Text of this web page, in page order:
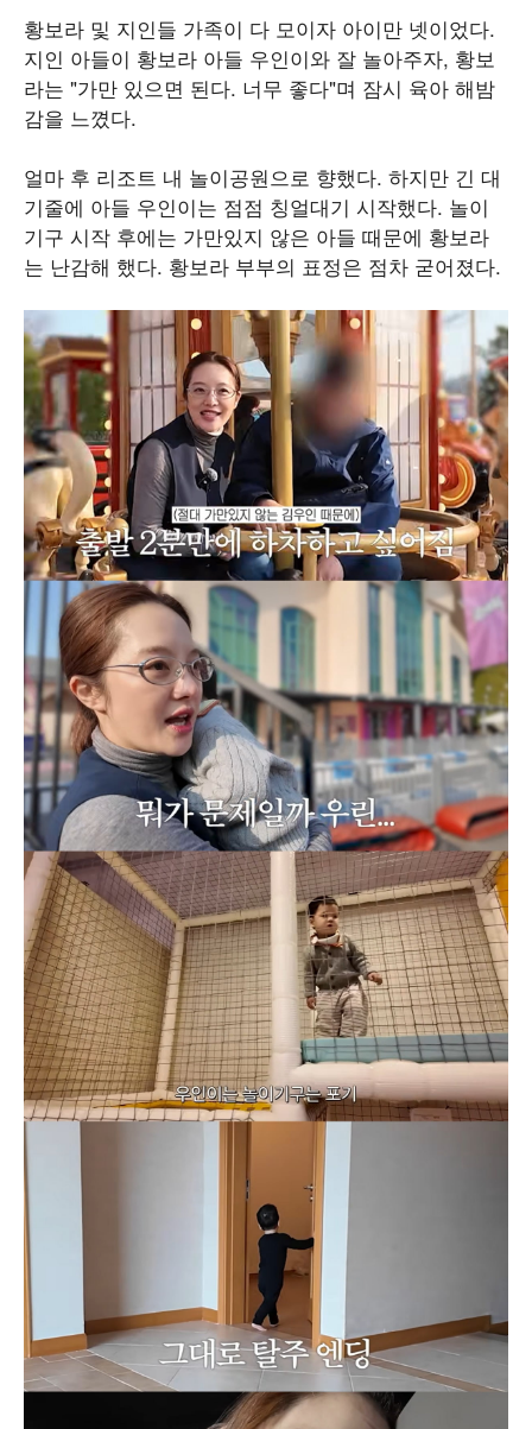
황보라 및 지인들 가족이 다 모이자 아이만 넷이었다.
지인 아들이 황보라 아들 우인이와 잘 놀아주자, 황보
라는 "가만 있으면 된다. 너무 좋다"며 잠시 육아 해밤
감을 느꼈다.
얼마 후 리조트 내 놀이공원으로 향했다. 하지만 긴 대
기줄에 아들 우인이는 점점 칭얼대기 시작했다. 놀이
기구 시작 후에는 가만있지 않은 아들 때문에 황보라
는 난감해 했다. 황보라 부부의 표정은 점차 굳어졌다.